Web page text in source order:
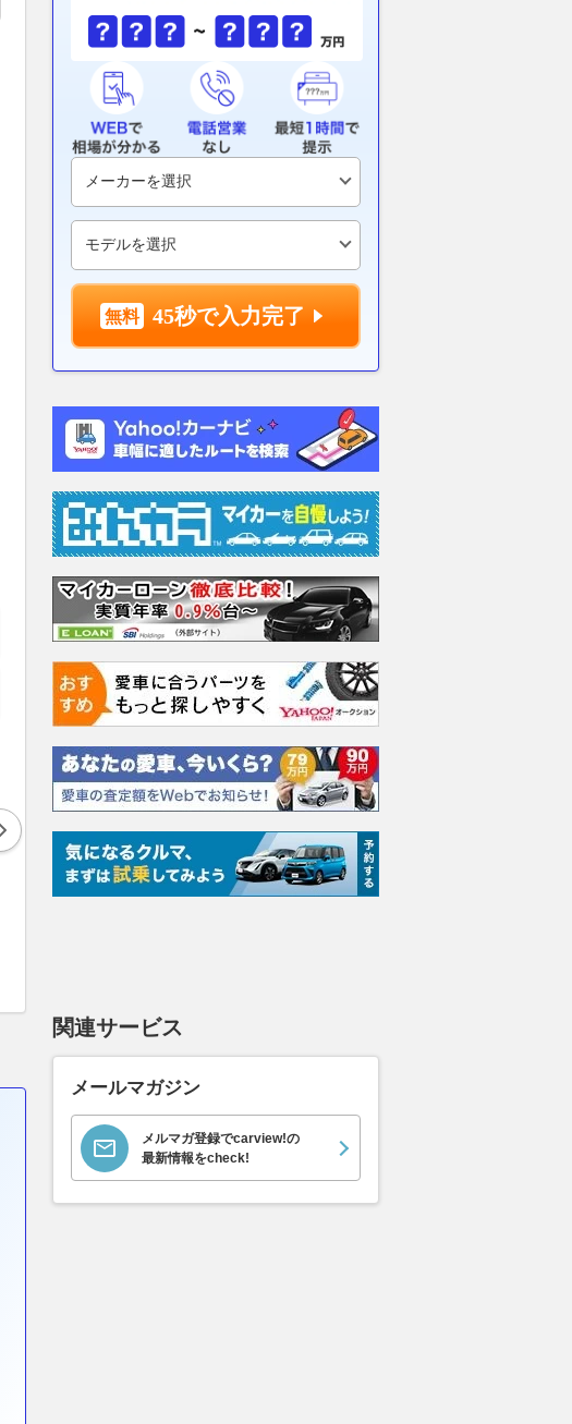
ベントレー初のEV『トルカ
ル』、「キュレーションエンジ
ン」搭載…4つのモードで車内
体験を最適化
2026.08.07 レスポンス
VIBYタクシー、東京都内を100
台が8月10日から期間限定走行
へ…没入型フルラッピング車両
も登場
2026.08.07 レスポンス
ロータス エヴォーラ
ホンダ NSX 3.0
ロールスロイス ゴース
45秒で入力完了
関連サービス
メールマガジン
メルマガ登録でcarview!の
最新情報をcheck!